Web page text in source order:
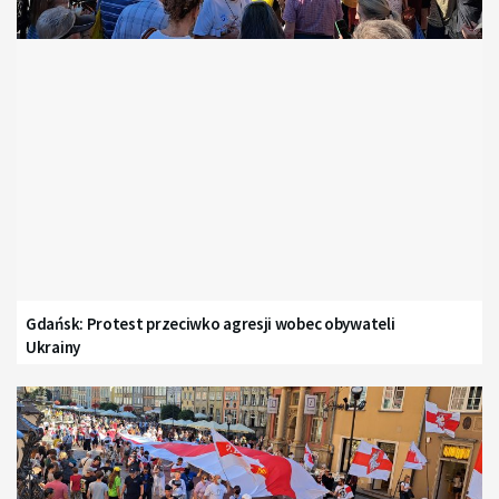
Gdańsk: Protest przeciwko agresji wobec obywateli
Ukrainy